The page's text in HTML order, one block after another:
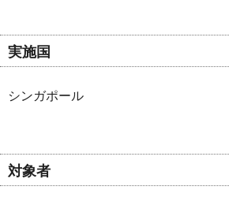
実施国
シンガポール
対象者